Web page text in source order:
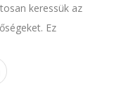
keressük az
Ez